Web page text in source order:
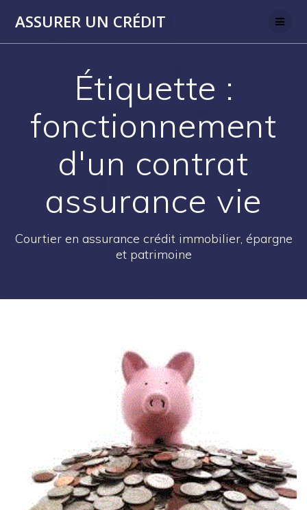
to
ASSURER UN CRÉDIT
Étiquette :
fonctionnement
d'un contrat
assurance vie
Courtier en assurance crédit immobilier, épargne
et patrimoine